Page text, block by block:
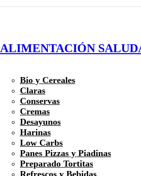
ALIMENTACIÓN
Bio y Cereales
Claras
Conservas
Cremas
Desayunos
Harinas
Low Carbs
Panes Pizzas y Piadinas
Preparado Tortitas
Refrescos y Bebidas